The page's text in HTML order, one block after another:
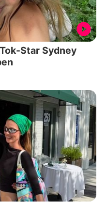
Star Sydney